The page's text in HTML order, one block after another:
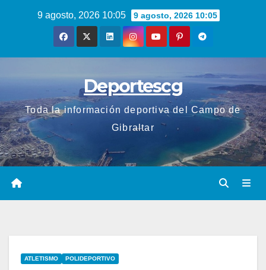
9 agosto, 2026 10:05 9 agosto, 2026 10:05
Deportescg
Toda la información deportiva del Campo de
Gibraltar
ATLETISMO POLIDEPORTIVO